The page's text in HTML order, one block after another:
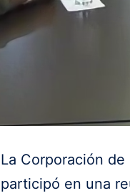
La Corporación de
participó en una